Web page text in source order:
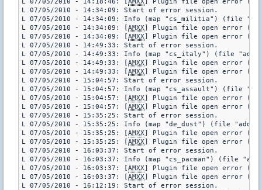
L 07/05/2010 - 14:18:46: [ AMXX ] Plugin file open error
L 07/05/2010 - 14:34:09: Start of error session.
L 07/05/2010 - 14:34:09: Info (map "cs_militia") (file
L 07/05/2010 - 14:34:09: [ AMXX ] Plugin file open error
L 07/05/2010 - 14:34:09: [ AMXX ] Plugin file open error
L 07/05/2010 - 14:49:33: Start of error session.
L 07/05/2010 - 14:49:33: Info (map "cs_italy") (file
L 07/05/2010 - 14:49:33: [ AMXX ] Plugin file open error
L 07/05/2010 - 14:49:33: [ AMXX ] Plugin file open error
L 07/05/2010 - 15:04:57: Start of error session.
L 07/05/2010 - 15:04:57: Info (map "cs_assault") (file
L 07/05/2010 - 15:04:57: [ AMXX ] Plugin file open error
L 07/05/2010 - 15:04:57: [ AMXX ] Plugin file open error
L 07/05/2010 - 15:35:25: Start of error session.
L 07/05/2010 - 15:35:25: Info (map "de_dust") (file
L 07/05/2010 - 15:35:25: [ AMXX ] Plugin file open error
L 07/05/2010 - 15:35:25: [ AMXX ] Plugin file open error
L 07/05/2010 - 16:03:37: Start of error session.
L 07/05/2010 - 16:03:37: Info (map "cs_pacman") (file
L 07/05/2010 - 16:03:37: [ AMXX ] Plugin file open error
L 07/05/2010 - 16:03:37: [ AMXX ] Plugin file open error
L 07/05/2010 - 16:12:19: Start of error session.